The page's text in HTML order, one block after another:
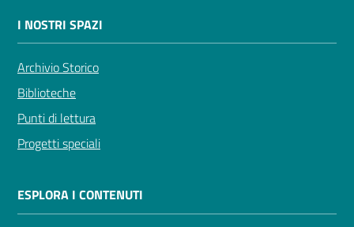
Novità
e
consigli
I NOSTRI SPAZI
Archivio Storico
Biblioteche
Punti di lettura
Progetti speciali
ESPLORA I CONTENUTI